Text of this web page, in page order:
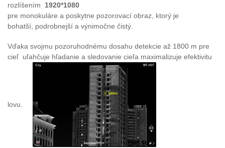
rozlíšením 1920*1080
pre monokuláre a poskytne pozorovací obraz, ktorý je
bohatší, podrobnejší a výnimočne čistý.
Vďaka svojmu pozoruhodnému dosahu detekcie až 1800 m pre
cieľ uľahčuje hľadanie a sledovanie cieľa maximalizuje efektivitu
lovu.